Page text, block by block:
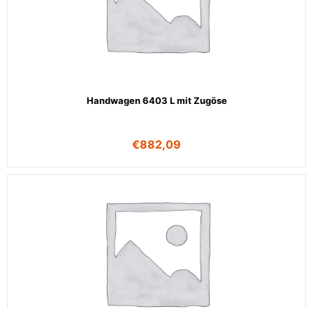
Handwagen 6403 L mit Zugöse
€882,09